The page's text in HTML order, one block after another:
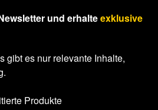
und erhalteexklusive
gibt es nur relevante Inhalte,
Produkte